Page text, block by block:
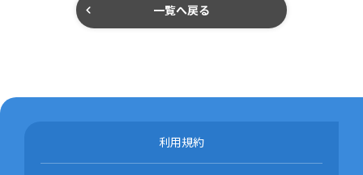
一覧へ戻る
利用規約